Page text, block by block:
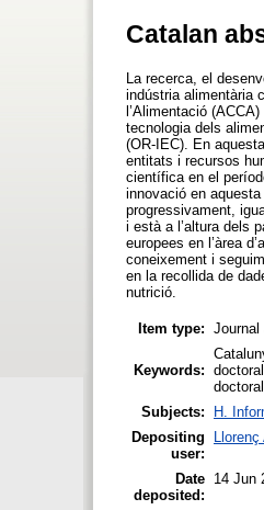
Catalan
La recerca, el
indústria alimentària
l’Alimentació
tecnologia dels
(OR-IEC). En
entitats i recursos
científica en el
innovació en
progressivament,
i està a l’altura dels
europees en l’àrea
coneixement i
en la recollida de
nutrició.
Item type: Journal
Keywords:
Subjects:
H.
Depositing
user:
Date
deposited:
14 Jun